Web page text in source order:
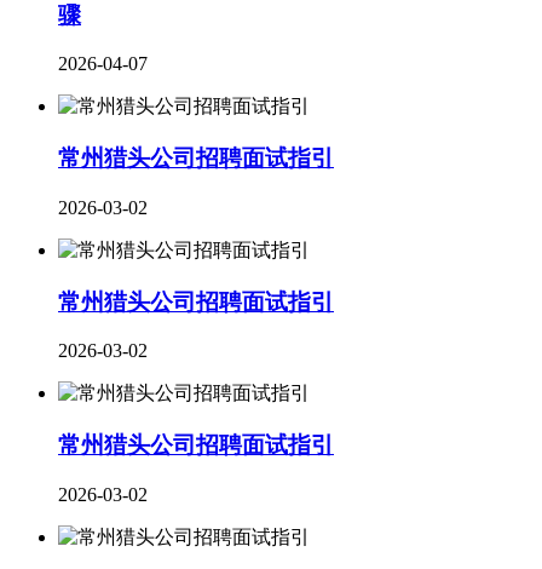
骤
2026-04-07
常州猎头公司招聘面试指引
2026-03-02
常州猎头公司招聘面试指引
2026-03-02
常州猎头公司招聘面试指引
2026-03-02